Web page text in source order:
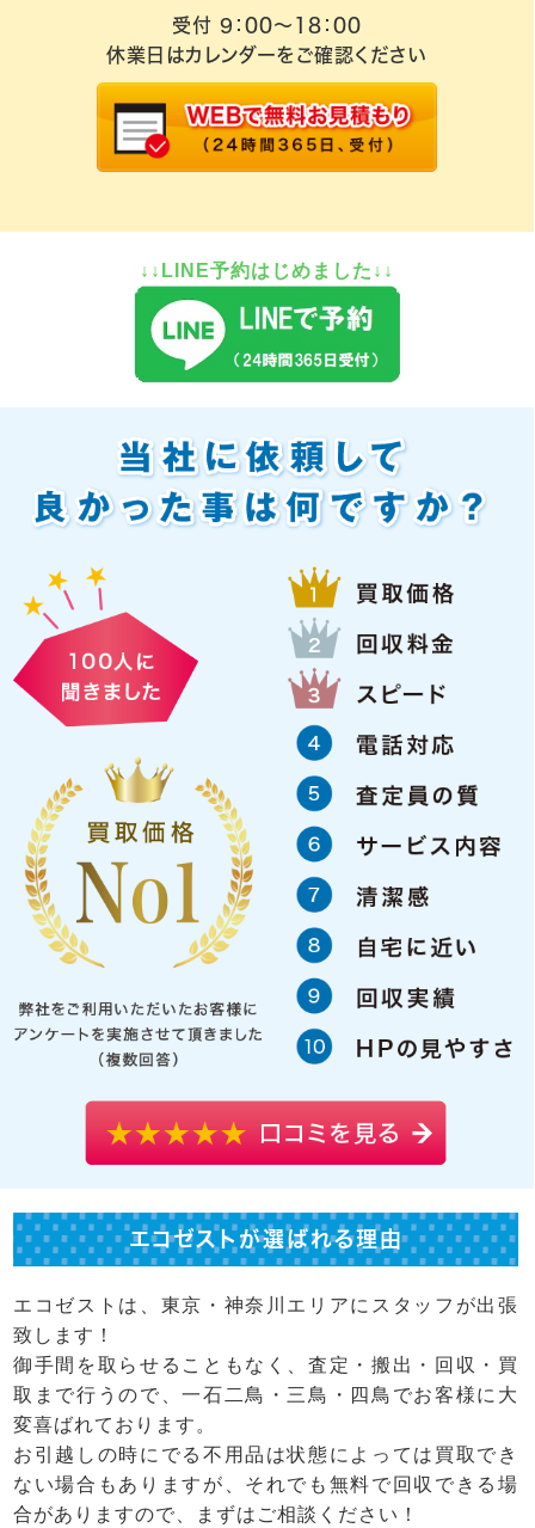
受付 9：00～18：00
休業日はカレンダーをご確認ください
↓↓LINE予約はじめました↓↓
エコゼストが選ばれる理由
エコゼストは、東京・神奈川エリアにスタッフが出張
致します！
御手間を取らせることもなく、査定・搬出・回収・買
取まで行うので、一石二鳥・三鳥・四鳥でお客様に大
変喜ばれております。
お引越しの時にでる不用品は状態によっては買取でき
ない場合もありますが、それでも無料で回収できる場
合がありますので、まずはご相談ください！